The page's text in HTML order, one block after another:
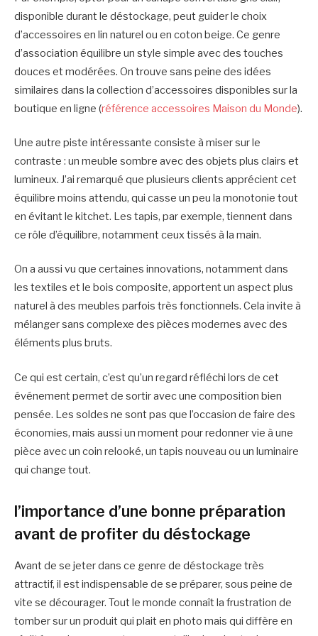
disponible durant le déstockage, peut guider le choix
d’accessoires en lin naturel ou en coton beige. Ce genre
d’association équilibre un style simple avec des touches
douces et modérées. On trouve sans peine des idées
similaires dans la collection d’accessoires disponibles sur la
boutique en ligne (référence accessoires Maison du Monde).
Une autre piste intéressante consiste à miser sur le
contraste : un meuble sombre avec des objets plus clairs et
lumineux. J’ai remarqué que plusieurs clients apprécient cet
équilibre moins attendu, qui casse un peu la monotonie tout
en évitant le kitchet. Les tapis, par exemple, tiennent dans
ce rôle d’équilibre, notamment ceux tissés à la main.
On a aussi vu que certaines innovations, notamment dans
les textiles et le bois composite, apportent un aspect plus
naturel à des meubles parfois très fonctionnels. Cela invite à
mélanger sans complexe des pièces modernes avec des
éléments plus bruts.
Ce qui est certain, c’est qu’un regard réfléchi lors de cet
événement permet de sortir avec une composition bien
pensée. Les soldes ne sont pas que l’occasion de faire des
économies, mais aussi un moment pour redonner vie à une
pièce avec un coin relooké, un tapis nouveau ou un luminaire
qui change tout.
l’importance d’une bonne préparation
avant de profiter du déstockage
Avant de se jeter dans ce genre de déstockage très
attractif, il est indispensable de se préparer, sous peine de
vite se décourager. Tout le monde connaît la frustration de
tomber sur un produit qui plait en photo mais qui diffère en